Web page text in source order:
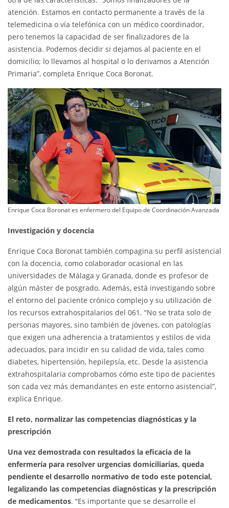
atención. Estamos en contacto permanente a través de la
telemedicina o vía telefónica con un médico coordinador,
pero tenemos la capacidad de ser finalizadores de la
asistencia. Podemos decidir si dejamos al paciente en el
domicilio; lo llevamos al hospital o lo derivamos a Atención
Primaria”, completa Enrique Coca Boronat.
Enrique Coca Boronat es enfermero del Equipo de Coordinación Avanzada
Investigación y docencia
Enrique Coca Boronat también compagina su perfil asistencial
con la docencia, como colaborador ocasional en las
universidades de Málaga y Granada, donde es profesor de
algún máster de posgrado. Además, está investigando sobre
el entorno del paciente crónico complejo y su utilización de
los recursos extrahospitalarios del 061. “No se trata solo de
personas mayores, sino también de jóvenes, con patologías
que exigen una adherencia a tratamientos y estilos de vida
adecuados, para incidir en su calidad de vida, tales como
diabetes, hipertensión, hepilepsía, etc. Desde la asistencia
extrahospitalaria comprobamos cómo este tipo de pacientes
son cada vez más demandantes en este entorno asistencial”,
explica Enrique.
El reto, normalizar las competencias diagnósticas y la
prescripción
Una vez demostrada con resultados la eficacia de la
enfermería para resolver urgencias domiciliarias, queda
pendiente el desarrollo normativo de todo este potencial,
legalizando las competencias diagnósticas y la prescripción
de medicamentos. “Es importante que se desarrolle el